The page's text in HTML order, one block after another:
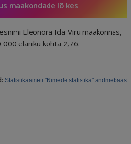
maakondade lõikes
Eleonora Ida-Viru maakonnas,
000 elaniku kohta 2,76.
Statistikaameti "Nimede statistika" andmebaas